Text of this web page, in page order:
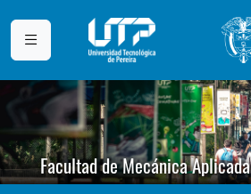
Facultad de Mecánica Aplicada